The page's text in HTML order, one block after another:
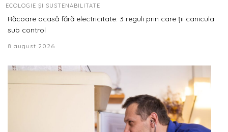
ECOLOGIE ȘI SUSTENABILITATE
Răcoare acasă fără electricitate: 3 reguli prin care ții canicula
sub control
8 august 2026